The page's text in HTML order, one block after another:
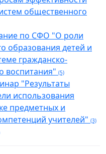
общественного
по СФО "О роли
образования детей и
гражданско-
воспитания" (5)
"Результаты
использования
предметных и
учителей" (3)